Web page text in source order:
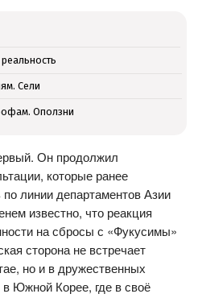
Сели
Оползни
Он продолжил
которые ранее
линии департаментов Азии
известно, что реакция
на сбросы с «Фукусимы»
сторона не встречает
но и в дружественных
Южной Корее, где в своё